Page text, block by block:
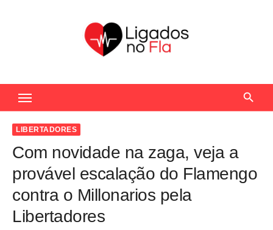
c
LIBERTADORES
Com novidade na zaga, veja a
provável escalação do Flamengo
contra o Millonarios pela
Libertadores